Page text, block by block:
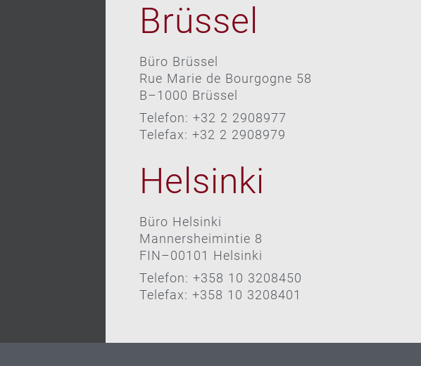
Brüssel
Büro Brüssel
Rue Marie de Bourgogne 58
B–1000 Brüssel
Telefon: +32 2 2908977
Telefax: +32 2 2908979
Helsinki
Büro Helsinki
Mannersheimintie 8
FIN–00101 Helsinki
Telefon: +358 10 3208450
Telefax: +358 10 3208401